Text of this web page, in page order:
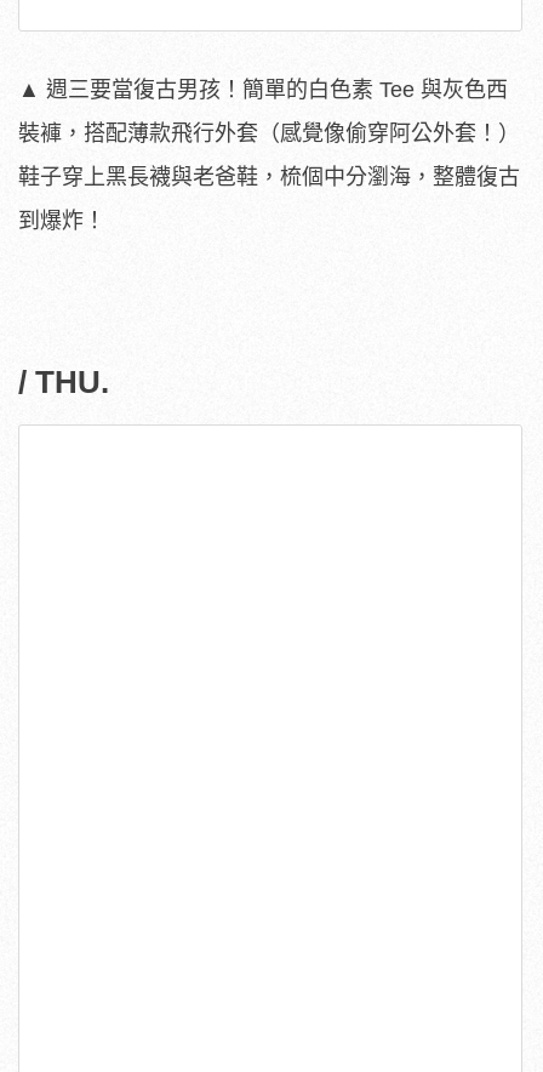
▲ 週三要當復古男孩！簡單的白色素 Tee 與灰色西
裝褲，搭配薄款飛行外套（感覺像偷穿阿公外套！）
鞋子穿上黑長襪與老爸鞋，梳個中分瀏海，整體復古
到爆炸！
/ THU.